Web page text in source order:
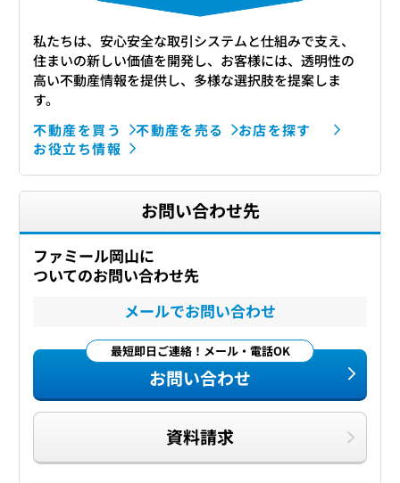
私たちは、安心安全な取引システムと仕組みで支え、
住まいの新しい価値を開発し、お客様には、透明性の
高い不動産情報を提供し、多様な選択肢を提案しま
す。
不動産を買う
不動産を売る
お店を探す
お役立ち情報
お問い合わせ先
ファミール岡山に
ついてのお問い合わせ先
メールでお問い合わせ
最短即日ご連絡！メール・電話OK
お問い合わせ
資料請求